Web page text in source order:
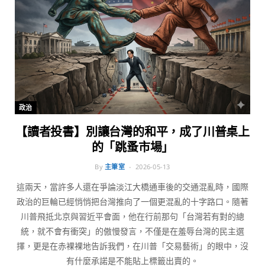
政治
【讀者投書】別讓台灣的和平，成了川普桌上
的「跳蚤市場」
By 主筆室 2026-05-13
這兩天，當許多人還在爭論淡江大橋通車後的交通混亂時，國際
政治的巨輪已經悄悄把台灣推向了一個更混亂的十字路口。隨著
川普飛抵北京與習近平會面，他在行前那句「台灣若有對的總
統，就不會有衝突」的傲慢發言，不僅是在羞辱台灣的民主選
擇，更是在赤裸裸地告訴我們，在川普「交易藝術」的眼中，沒
有什麼承諾是不能貼上標籤出賣的。